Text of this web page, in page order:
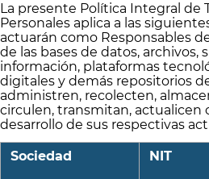
Colchones
Cocina
Tecnología
La presente Política Integral de
Personales aplica a las
actuarán como Responsables
de las bases de datos, archivos,
información, plataformas
digitales y demás repositorios
administren, recolecten,
circulen, transmitan, actualicen
desarrollo de sus respectivas
Sociedad NIT